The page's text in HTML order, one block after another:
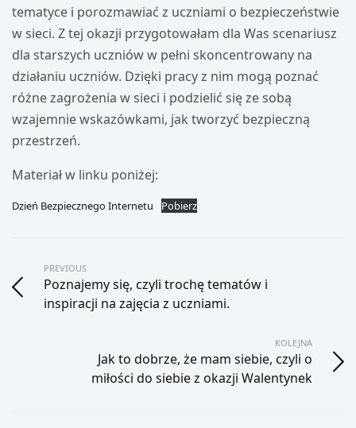
tematyce i porozmawiać z uczniami o bezpieczeństwie
w sieci. Z tej okazji przygotowałam dla Was scenariusz
dla starszych uczniów w pełni skoncentrowany na
działaniu uczniów. Dzięki pracy z nim mogą poznać
różne zagrożenia w sieci i podzielić się ze sobą
wzajemnie wskazówkami, jak tworzyć bezpieczną
przestrzeń.
Materiał w linku poniżej:
Dzień Bezpiecznego Internetu Pobierz
PREVIOUS
Poznajemy się, czyli trochę tematów i
inspiracji na zajęcia z uczniami.
KOLEJNA
Jak to dobrze, że mam siebie, czyli o
miłości do siebie z okazji Walentynek